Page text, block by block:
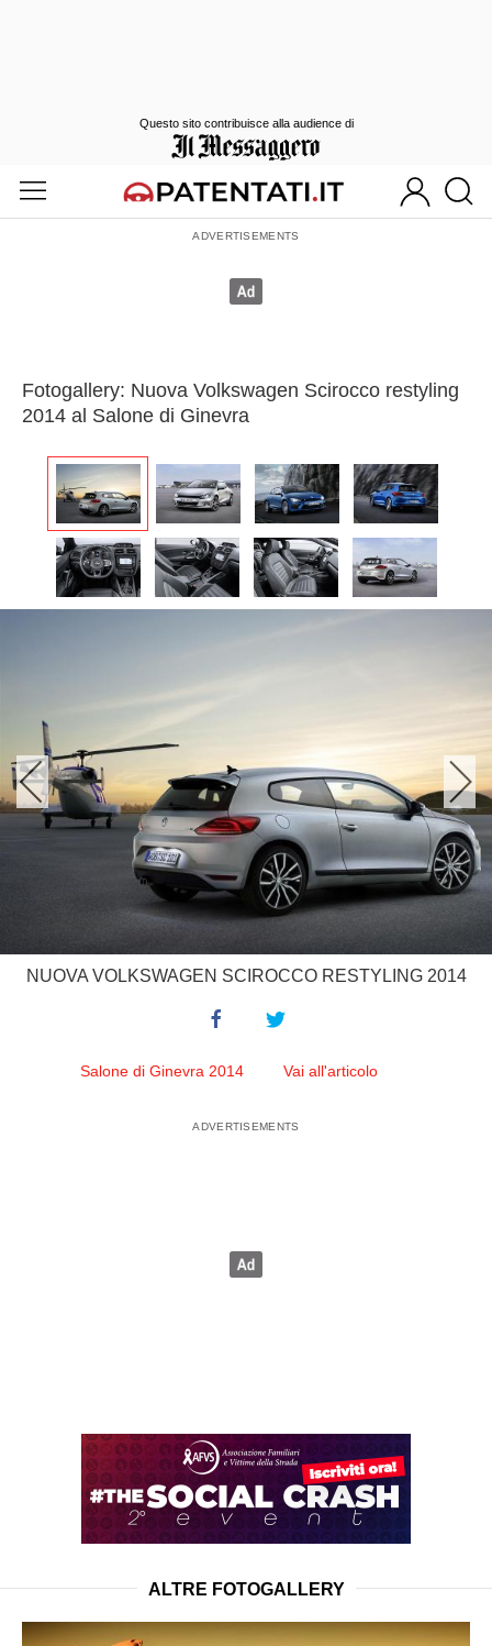
Fotogallery: Nuova Volkswagen Scirocco restyling
2014 al Salone di Ginevra
NUOVA VOLKSWAGEN SCIROCCO RESTYLING 2014
Salone di Ginevra 2014 Vai all'articolo
ALTRE FOTOGALLERY
Questo sito contribuisce alla audience di